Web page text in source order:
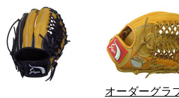
オーダーグラ